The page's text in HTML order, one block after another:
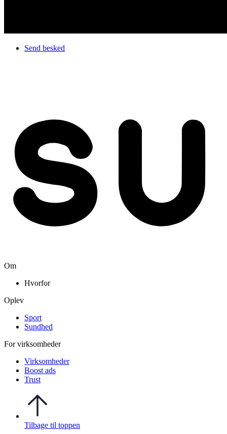
Send besked
Om
Hvorfor
Oplev
Sport
Sundhed
For virksomheder
Virksomheder
Boost ads
Trust
Tilbage til toppen